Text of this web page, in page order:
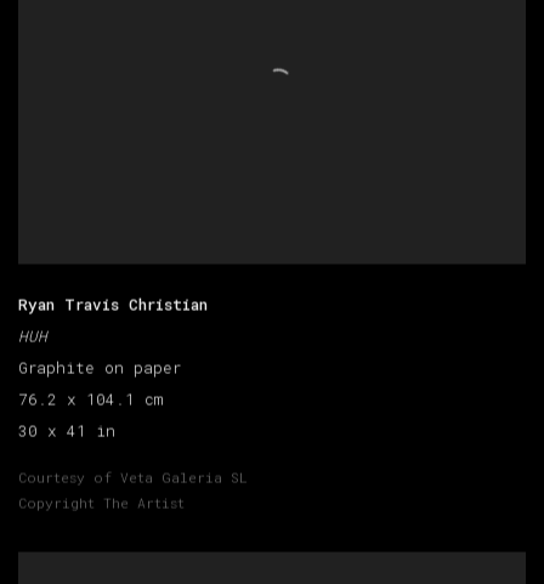
Ryan Travis Christian
HUH
Graphite on paper
76.2 x 104.1 cm
30 x 41 in
Courtesy of Veta Galeria SL
Copyright The Artist